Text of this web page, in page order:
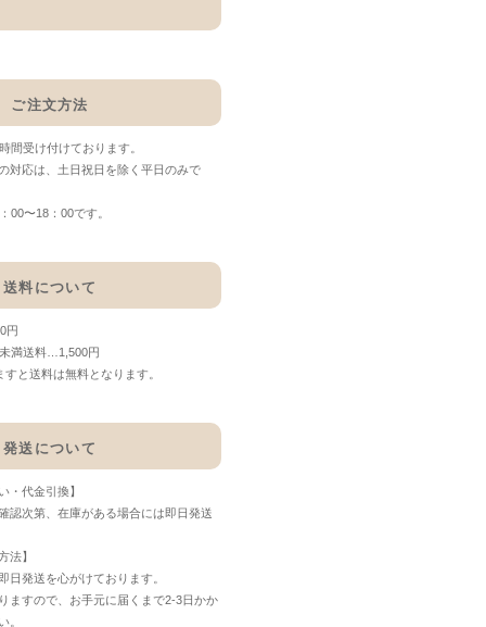
ご注文方法
間受け付けております。
対応は、土日祝日を除く平日のみで
00〜18：00です。
送料について
円
満送料…1,500円
と送料は無料となります。
発送について
・代金引換】
認次第、在庫がある場合には即日発送
法】
日発送を心がけております。
ますので、お手元に届くまで2-3日かか
。